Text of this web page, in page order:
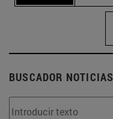
BUSCADOR NOTICIAS